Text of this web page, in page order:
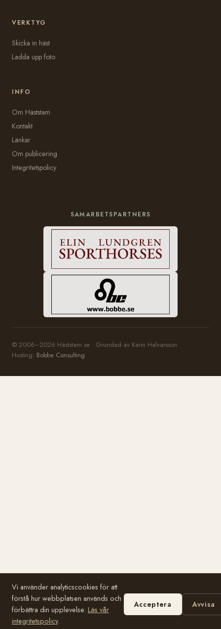
VERKTYG
Skicka in häst
Ladda upp foto
INFO
Om Häststam
Kontakt
Länkar
Om publicering
Integritetspolicy
SAMARBETSPARTNERS
© 2006–2026 Häststam.se · Grundad av Karin Halvarsson
Hosting: Bobbe Consulting
Vi använder analyticscookies för att
förstå hur webbplatsen används och
förbättra din upplevelse. Läs vår
integritetspolicy.
Acceptera Avvisa